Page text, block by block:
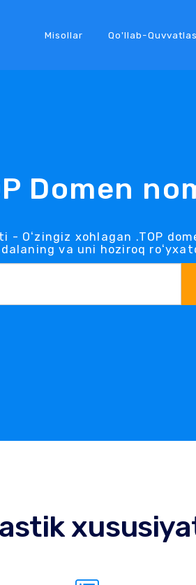
Misollar Qo'llab-
Domen
- Oʻzingiz xohlagan .TOP
va uni hoziroq